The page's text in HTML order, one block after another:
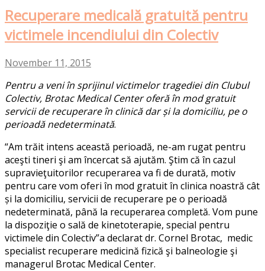
Recuperare medicală gratuită pentru
victimele incendiului din Colectiv
November 11, 2015
Pentru a veni în sprijinul victimelor tragediei din Clubul
Colectiv, Brotac Medical Center oferă în mod gratuit
servicii de recuperare în clinică dar și la domiciliu, pe o
perioadă nedeterminată.
“Am trăit intens această perioadă, ne-am rugat pentru
aceşti tineri şi am încercat să ajutăm. Ştim că în cazul
supravieţuitorilor recuperarea va fi de durată, motiv
pentru care vom oferi în mod gratuit în clinica noastră cât
și la domiciliu, servicii de recuperare pe o perioadă
nedeterminată, până la recuperarea completă. Vom pune
la dispoziţie o sală de kinetoterapie, special pentru
victimele din Colectiv”a declarat dr. Cornel Brotac, medic
specialist recuperare medicină fizică şi balneologie şi
managerul Brotac Medical Center.